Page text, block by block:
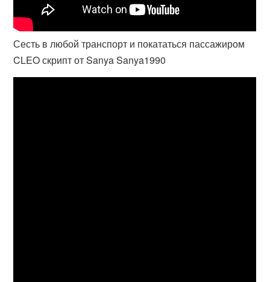
Сесть в любой транспорт и покататься пассажиром
CLEO скрипт от Sanya Sanya1990